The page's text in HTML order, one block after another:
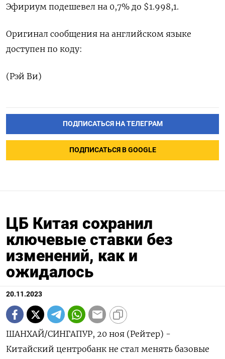
Эфириум подешевел на 0,7% до $1.998,1.
Оригинал сообщения на английском языке
доступен по коду:
(Рэй Ви)
ПОДПИСАТЬСЯ НА ТЕЛЕГРАМ
ПОДПИСАТЬСЯ В GOOGLE
ЦБ Китая сохранил
ключевые ставки без
изменений, как и
ожидалось
20.11.2023
ШАНХАЙ/СИНГАПУР, 20 ноя (Рейтер) -
Китайский центробанк не стал менять базовые